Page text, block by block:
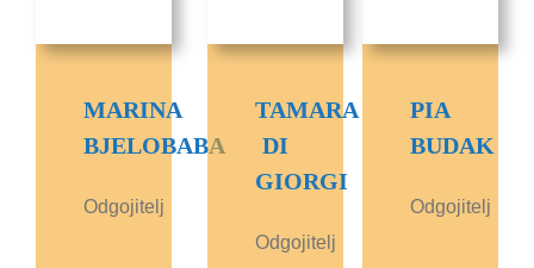
MARINA
BJELOBABA
Odgojitelj
TAMARA
DI
GIORGI
Odgojitelj
PIA
BUDAK
Odgojitelj